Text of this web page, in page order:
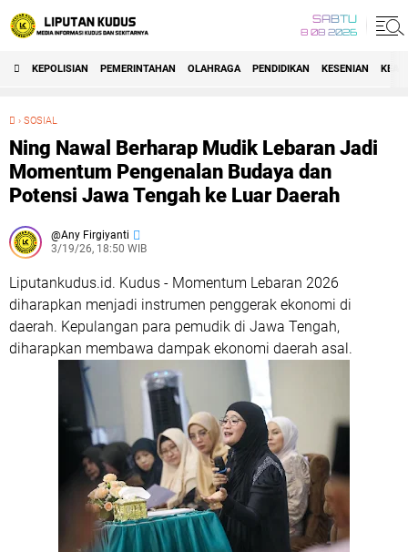
SABTU
8 08 2026
KEPOLISIAN PEMERINTAHAN OLAHRAGA PENDIDIKAN KESENIAN
› SOSIAL
Ning Nawal Berharap Mudik Lebaran Jadi
Momentum Pengenalan Budaya dan
Potensi Jawa Tengah ke Luar Daerah
Any Firgiyanti
3/19/26, 18:50 WIB
Liputankudus.id. Kudus - Momentum Lebaran 2026
diharapkan menjadi instrumen penggerak ekonomi di
daerah. Kepulangan para pemudik di Jawa Tengah,
diharapkan membawa dampak ekonomi daerah asal.